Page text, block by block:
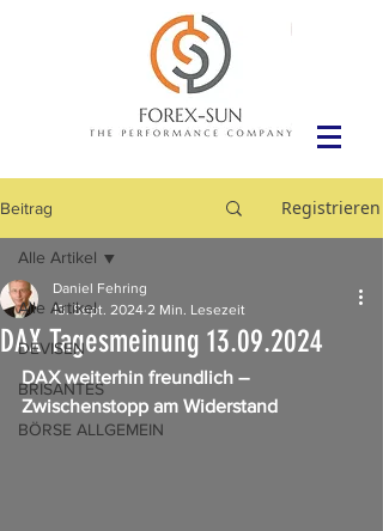
Beitrag Registrieren
Alle Artikel
DEVISEN
BRISANTES
BÖRSE ALLGEMEIN
Alle Artikel
DAX Tagesmeinung 13.09.2024
Daniel Fehring
13. Sept. 2024 2 Min. Lesezeit
DAX weiterhin freundlich –
Zwischenstopp am Widerstand